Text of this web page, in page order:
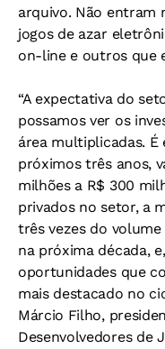
arquivo. Não entram
jogos de azar
on-line e outros que
“A expectativa do
possamos ver os
área multiplicadas.
próximos três anos,
milhões a R$ 300
privados no setor, a
três vezes do
na próxima década,
oportunidades que
mais destacado no
Márcio Filho,
Desenvolvedores de